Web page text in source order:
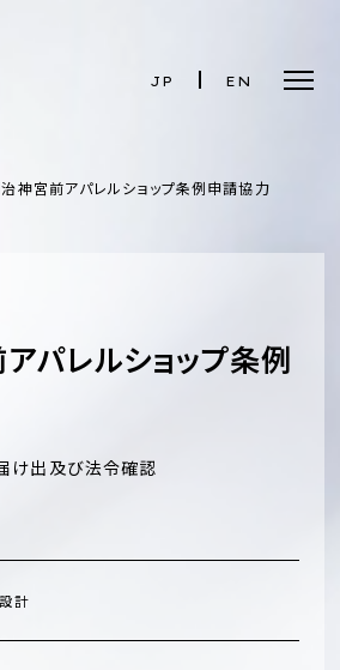
JP EN
神宮前アパレルショップ条例申請協力
パレルショップ条例
け出及び法令確認
計